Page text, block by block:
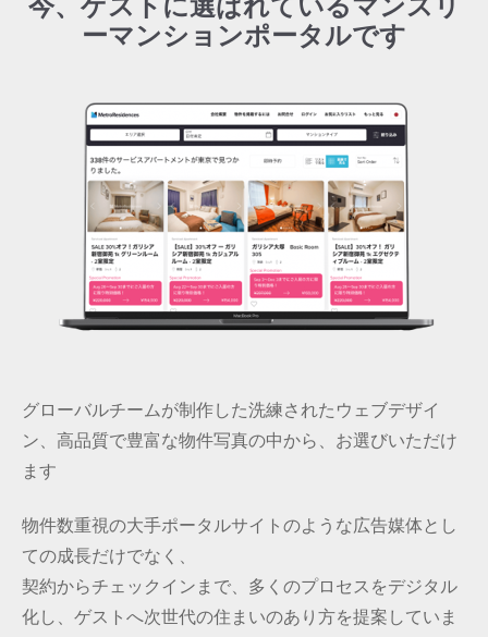
ーマンションポータルです
グローバルチームが制作した洗練されたウェブデザイ
ン、高品質で豊富な物件写真の中から、お選びいただけ
ます
物件数重視の大手ポータルサイトのような広告媒体とし
ての成長だけでなく、
契約からチェックインまで、多くのプロセスをデジタル
化し、ゲストへ次世代の住まいのあり方を提案していま